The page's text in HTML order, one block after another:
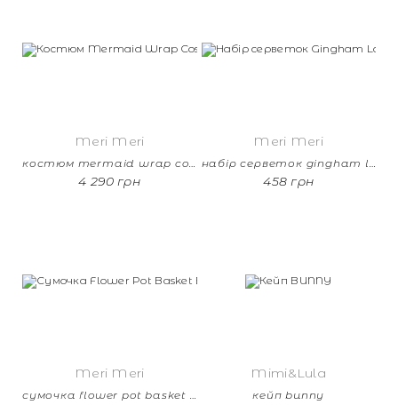
Meri Meri
4 290 грн
Meri Meri
458 грн
Meri Meri Mimi&Lula
кейп bunny